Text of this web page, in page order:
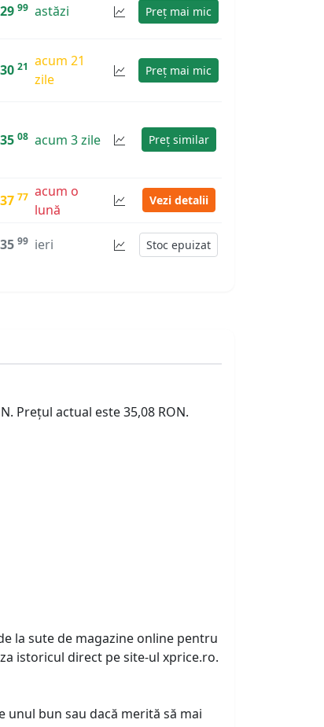
29 99 astăzi Preț mai mic
30 21 acum 21
zile
Preț mai mic
35 08 acum 3 zile Preț similar
37 77 acum o
lună
Vezi detalii
35 99 ieri Stoc epuizat
Prețul actual este 35,08 RON.
la sute de magazine online pentru
istoricul direct pe site-ul xprice.ro.
bun sau dacă merită să mai